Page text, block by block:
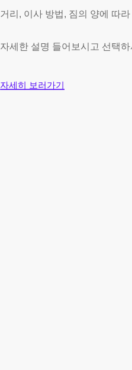
거리, 이사 방법, 짐의 양에 따
자세한 설명 들어보시고 선택
자세히 보러가기